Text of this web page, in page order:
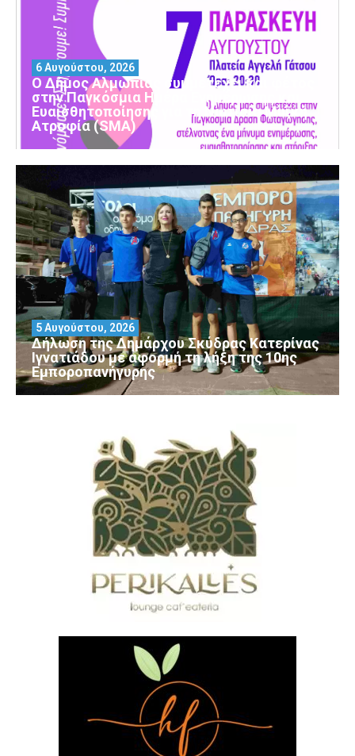
Ο Δήμος Αλμωπίας συμμετέχει και φέτος
στην Παγκόσμια Ημέρα Ενημέρωσης και
Ευαισθητοποίησης για τη Νωτιαία Μυϊκή
Ατροφία (SMA)
6 Αυγούστου, 2026
Δήλωση της Δημάρχου Σκύδρας Κατερίνας
Ιγνατιάδου με αφορμή τη λήξη της 10ης
Εμποροπανήγυρης
5 Αυγούστου, 2026